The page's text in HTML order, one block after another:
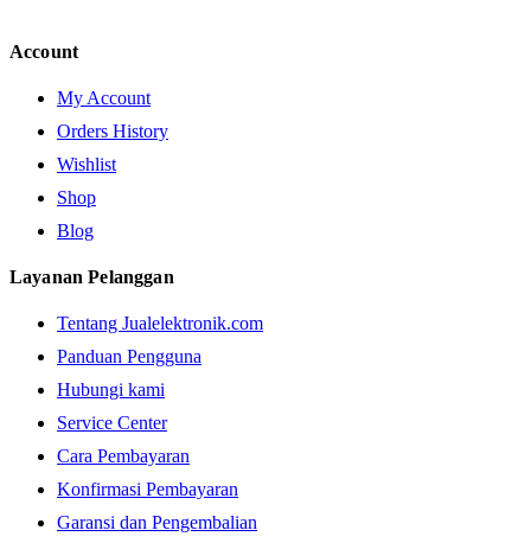
Account
My Account
Orders History
Wishlist
Shop
Blog
Layanan Pelanggan
Tentang Jualelektronik.com
Panduan Pengguna
Hubungi kami
Service Center
Cara Pembayaran
Konfirmasi Pembayaran
Garansi dan Pengembalian